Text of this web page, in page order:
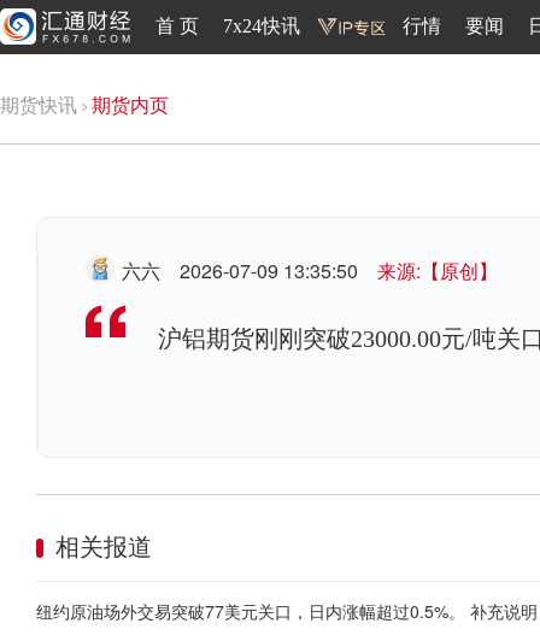
首 页 7x24快讯 行情 要闻
期货快讯 期货内页
六六 2026-07-09 13:35:50 来源:【原创】
沪铝期货刚刚突破23000.00元/吨关
相关报道